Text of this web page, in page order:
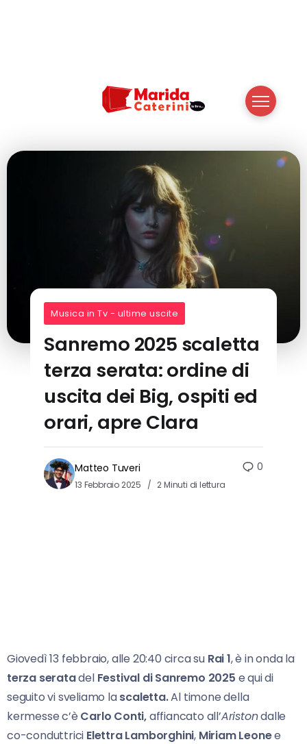
Musica in Tv - ultime uscite
Sanremo 2025 scaletta
terza serata: ordine di
uscita dei Big, ospiti ed
orari, apre Clara
Matteo Tuveri
13 Febbraio 2025 2 Minuti di lettura
0
Giovedì 13 febbraio, alle 20:40 circa su Rai 1, è in onda la
terza seratadel Festival di Sanremo 2025 e qui di
seguito vi sveliamo lascaletta.Al timone della
kermesse c’è Carlo Conti,affiancato all’Aristondalle
co-conduttrici Elettra Lamborghini, Miriam Leonee